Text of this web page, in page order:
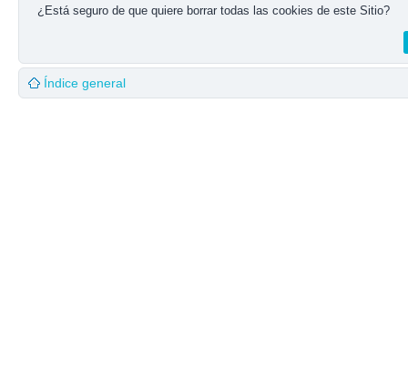
¿Está seguro de que quiere borrar todas las cookies de este Sitio?
Índice general